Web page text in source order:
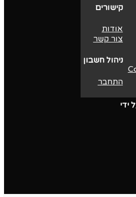
ידי
קישורים
אודות
צור קשר
ניהול חשבון
התחבר